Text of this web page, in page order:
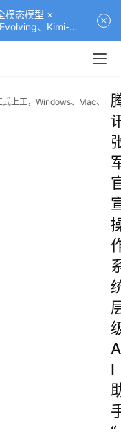
模态模型 ×
、Kimi-
上工，Windows、Mac、
A
I
“